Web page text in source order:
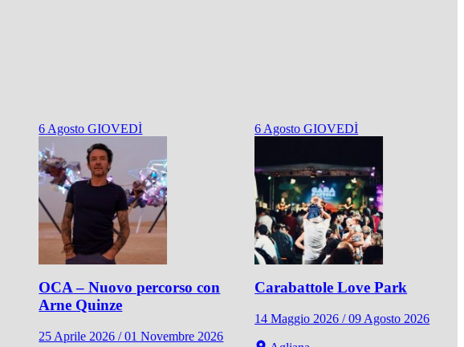
6 Agosto GIOVEDÌ
OCA – Nuovo percorso con
Arne Quinze
25 Aprile 2026 / 01 Novembre 2026
6 Agosto GIOVEDÌ
Carabattole Love Park
14 Maggio 2026 / 09 Agosto 2026